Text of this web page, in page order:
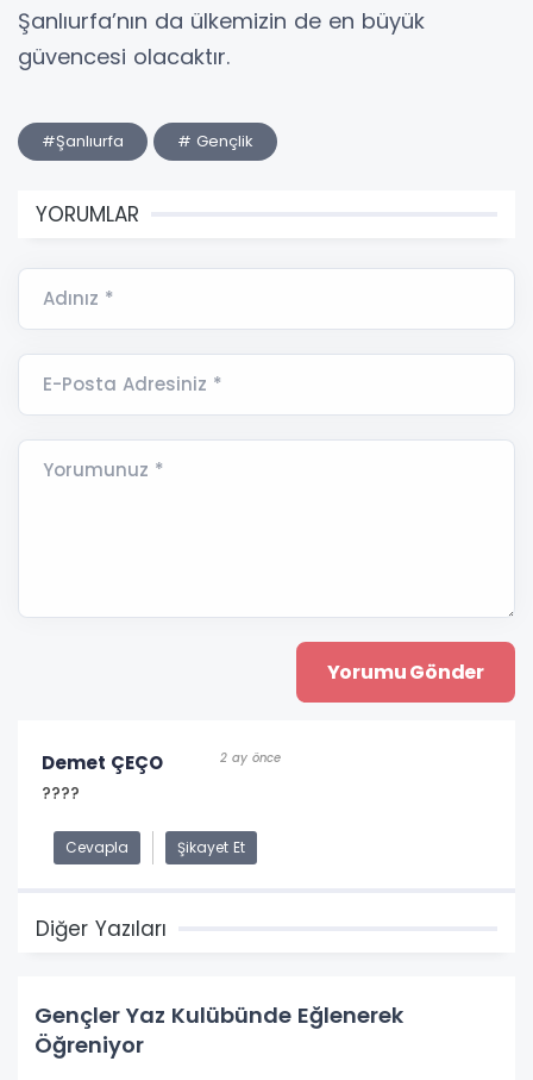
Şanlıurfa’nın da ülkemizin de en büyük
güvencesi olacaktır.
#Şanlıurfa # Gençlik
YORUMLAR
Adınız *
E-Posta Adresiniz *
Yorumunuz *
Demet ÇEÇO 2 ay önce
????
Cevapla Şikayet Et
Diğer Yazıları
Gençler Yaz Kulübünde Eğlenerek
Öğreniyor